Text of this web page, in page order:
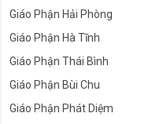
Giáo Phận Hải Phòng
Giáo Phận Hà Tĩnh
Giáo Phận Thái Bình
Giáo Phận Bùi Chu
Giáo Phận Phát Diệm